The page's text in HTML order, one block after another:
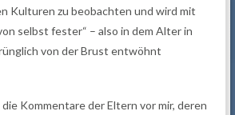
Kulturen zu beobachten und wird mit
selbst fester“ – also in dem Alter in
von der Brust entwöhnt
Kommentare der Eltern vor mir, deren